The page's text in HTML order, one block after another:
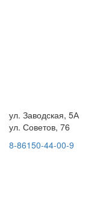
ул. Заводская, 5А
ул. Советов, 76
8-86150-44-00-9